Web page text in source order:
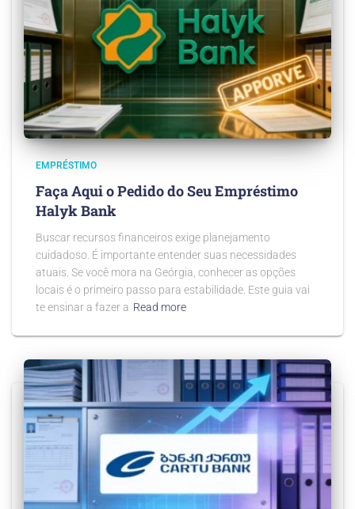
EMPRÉSTIMO
Faça Aqui o Pedido do Seu Empréstimo
Halyk Bank
Buscar recursos financeiros exige planejamento
cuidadoso. É importante entender suas necessidades
atuais. Se você mora na Geórgia, conhecer as opções
locais é o primeiro passo para estabilidade. Este guia vai
te ensinar a fazer a Read more